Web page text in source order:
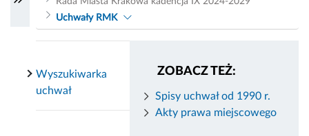
Uchwały RMK
ZOBACZ TEŻ:
Spisy uchwał od 1990 r.
Akty prawa miejscowego
Wyszukiwarka
uchwał